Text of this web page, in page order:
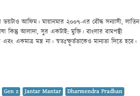
আফিম। মায়ানমার ২০০৭-এর বৌদ্ধ সন্যাসী, লাতিন
আলাদা, সুর একটাই: মুক্তি। বাংলার বামপন্থী
মন্ত্র না। স্বতঃস্ফূর্ততাকেও মান্যতা দিতে হবে।
Gen z Jantar Mantar
Dharmendra Pradhan